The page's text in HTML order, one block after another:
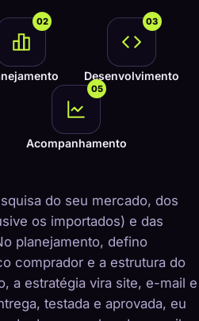
02 03
Desenvolvimento
05
Acompanhamento
do seu mercado, dos
os importados) e das
planejamento, defino
comprador e a estrutura do
a estratégia vira site, e-mail e
testada e aprovada, eu